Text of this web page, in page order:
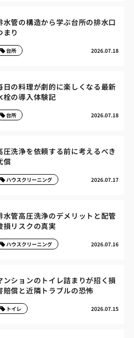
水管の構造から学ぶ台所の排水口
まり
2026.07.18
台所
日の料理が劇的に楽しくなる最新
栓の導入体験記
2026.07.18
台所
圧洗浄を依頼する前に考えるべき
償
2026.07.17
ハウスクリーニング
水管高圧洗浄のデメリットと配管
損リスクの真実
2026.07.16
ハウスクリーニング
ンションのトイレ詰まりが招く損
賠償と近隣トラブルの恐怖
2026.07.15
トイレ